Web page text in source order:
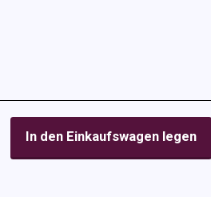
In den Einkaufswagen legen